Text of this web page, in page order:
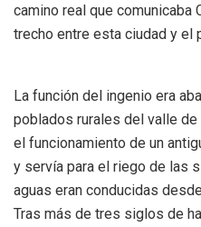
camino real que comunicaba
trecho entre esta ciudad y el
La función del ingenio era
poblados rurales del valle
el funcionamiento de un
y servía para el riego de las
aguas eran conducidas
Tras más de tres siglos de